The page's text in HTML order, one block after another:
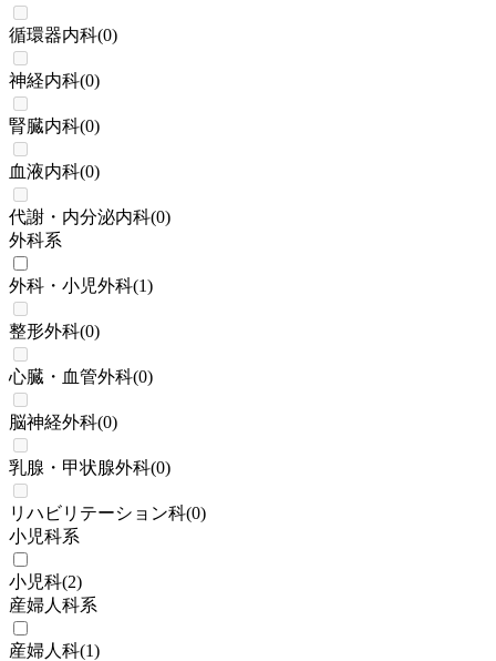
循環器内科(0)
神経内科(0)
腎臓内科(0)
血液内科(0)
代謝・内分泌内科(0)
外科系
外科・小児外科(1)
整形外科(0)
心臓・血管外科(0)
脳神経外科(0)
乳腺・甲状腺外科(0)
リハビリテーション科(0)
小児科系
小児科(2)
産婦人科系
産婦人科(1)